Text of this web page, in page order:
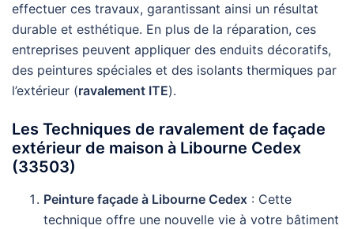
effectuer ces travaux, garantissant ainsi un résultat
durable et esthétique. En plus de la réparation, ces
entreprises peuvent appliquer des enduits décoratifs,
des peintures spéciales et des isolants thermiques par
l’extérieur (ravalement ITE).
Les Techniques de ravalement de façade
extérieur de maison à Libourne Cedex
(33503)
Peinture façade à Libourne Cedex : Cette
technique offre une nouvelle vie à votre bâtiment